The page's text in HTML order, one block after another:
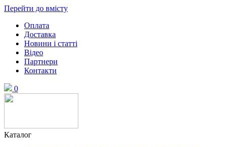
Перейти до вмісту
Оплата
Доставка
Новини і статті
Відео
Партнери
Контакти
0
Каталог